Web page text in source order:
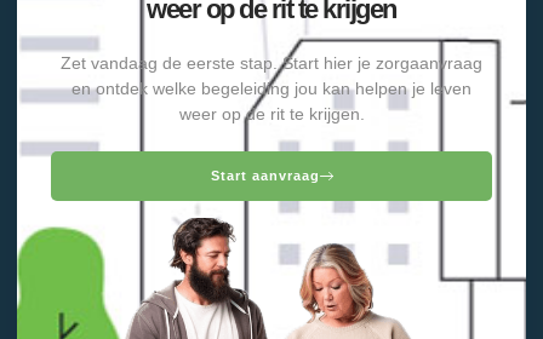
weer op de rit te krijgen
Zet vandaag de eerste stap. Start hier je zorgaanvraag
en ontdek welke begeleiding jou kan helpen je leven
weer op de rit te krijgen.
Start aanvraag